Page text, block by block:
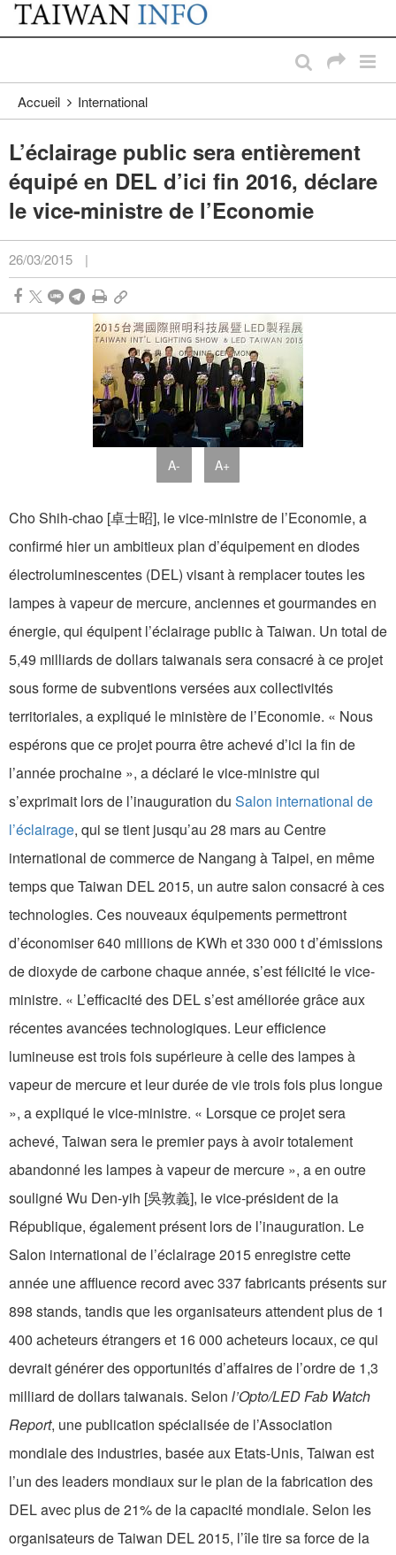
Passer au contenu principal
:::
Accueil International
L’éclairage public sera entièrement
équipé en DEL d’ici fin 2016, déclare
le vice-ministre de l’Economie
26/03/2015 |
A- A+
Cho Shih-chao [卓士昭], le vice-ministre de l’Economie, a
confirmé hier un ambitieux plan d’équipement en diodes
électroluminescentes (DEL) visant à remplacer toutes les
lampes à vapeur de mercure, anciennes et gourmandes en
énergie, qui équipent l’éclairage public à Taiwan. Un total de
5,49 milliards de dollars taiwanais sera consacré à ce projet
sous forme de subventions versées aux collectivités
territoriales, a expliqué le ministère de l’Economie. « Nous
espérons que ce projet pourra être achevé d’ici la fin de
l’année prochaine », a déclaré le vice-ministre qui
s’exprimait lors de l’inauguration du Salon international de
l’éclairage, qui se tient jusqu’au 28 mars au Centre
international de commerce de Nangang à Taipei, en même
temps que Taiwan DEL 2015, un autre salon consacré à ces
technologies. Ces nouveaux équipements permettront
d’économiser 640 millions de KWh et 330 000 t d’émissions
de dioxyde de carbone chaque année, s’est félicité le vice-
ministre. « L’efficacité des DEL s’est améliorée grâce aux
récentes avancées technologiques. Leur efficience
lumineuse est trois fois supérieure à celle des lampes à
vapeur de mercure et leur durée de vie trois fois plus longue
», a expliqué le vice-ministre. « Lorsque ce projet sera
achevé, Taiwan sera le premier pays à avoir totalement
abandonné les lampes à vapeur de mercure », a en outre
souligné Wu Den-yih [吳敦義], le vice-président de la
République, également présent lors de l’inauguration. Le
Salon international de l’éclairage 2015 enregistre cette
année une affluence record avec 337 fabricants présents sur
898 stands, tandis que les organisateurs attendent plus de 1
400 acheteurs étrangers et 16 000 acheteurs locaux, ce qui
devrait générer des opportunités d’affaires de l’ordre de 1,3
milliard de dollars taiwanais. Selon l’Opto/LED Fab Watch
Report, une publication spécialisée de l’Association
mondiale des industries, basée aux Etats-Unis, Taiwan est
l’un des leaders mondiaux sur le plan de la fabrication des
DEL avec plus de 21% de la capacité mondiale. Selon les
organisateurs de Taiwan DEL 2015, l’île tire sa force de la